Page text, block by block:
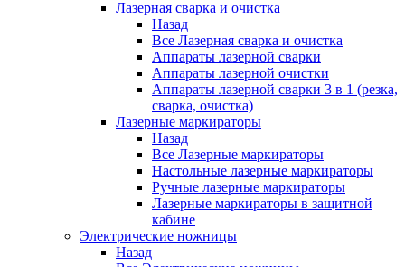
Лазерная сварка и очистка
Назад
Все Лазерная сварка и очистка
Аппараты лазерной сварки
Аппараты лазерной очистки
Аппараты лазерной сварки 3 в 1 (резка,
сварка, очистка)
Лазерные маркираторы
Назад
Все Лазерные маркираторы
Настольные лазерные маркираторы
Ручные лазерные маркираторы
Лазерные маркираторы в защитной
кабине
Электрические ножницы
Назад